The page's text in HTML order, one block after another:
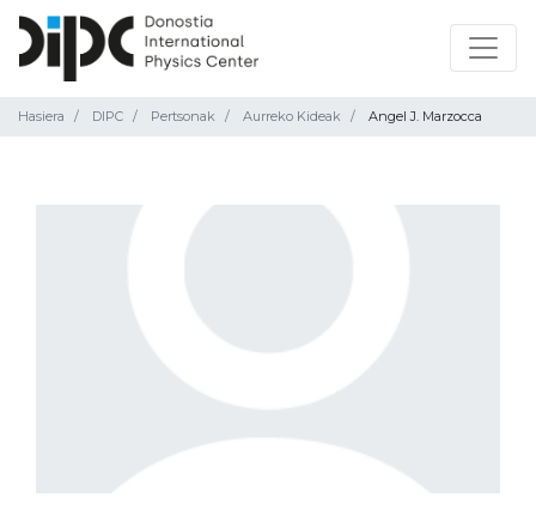
Hasiera DIPC Pertsonak Aurreko Kideak Angel J. Marzocca